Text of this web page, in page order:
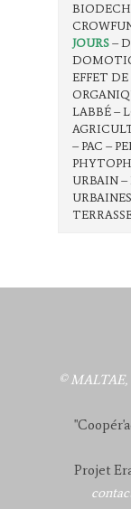
JOURS –
EFFET
LABBÉ –
– PAC –
URBAIN –
©
Projet